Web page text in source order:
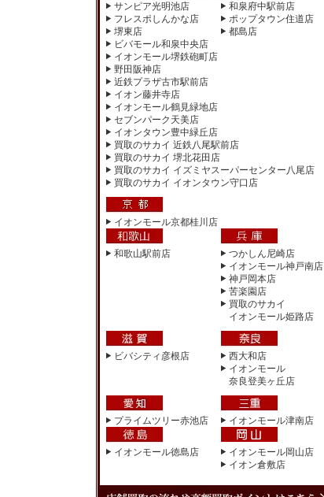
サンピア光明池店
フレスポしんかな店
堺東店
和泉府中駅前店
ポップタウン住道店
都島店
ビバモール和泉中央店
イオンモール堺鉄砲町店
野田阪神店
近鉄プラザ古市駅前店
イオン藤井寺店
イオンモール鶴見緑地店
セブンパーク天美店
イオンタウン豊中緑丘店
買取のサカイ 近鉄八尾駅前店
買取のサカイ 堺北花田店
買取のサカイ イズミヤスーパーセンター八尾店
買取のサカイ イオンタウン守口店
イオンモール京都桂川店
和歌山駅前店
つかしん尼崎店
イオンモール神戸南店
神戸岡本店
苦楽園店
買取のサカイ
イオンモール姫路店
ビバシティ彦根店
西大和店
イオンモール
奈良登美ヶ丘店
プライムツリー赤池店 イオンモール津南店
イオンモール徳島店
イオンモール岡山店
イオン倉敷店